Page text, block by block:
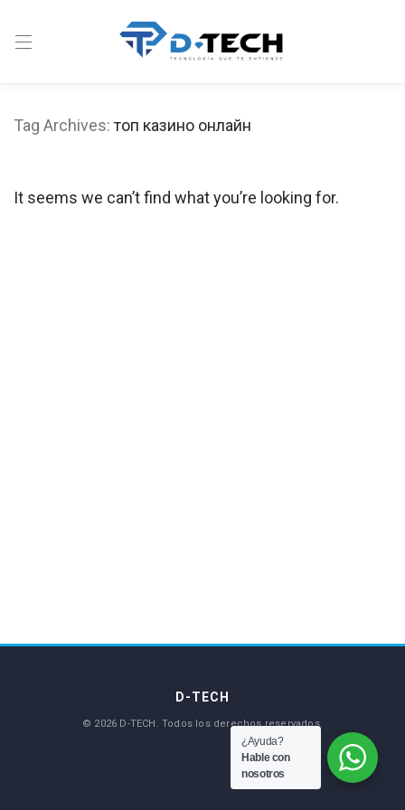
Tag Archives:топ казино онлайн
It seems we can’t find what you’re looking for.
¿Ayuda?
Hable con
nosotros